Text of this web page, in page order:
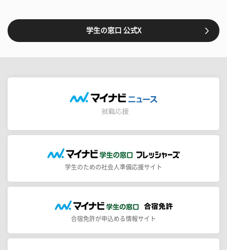
学生の窓口 公式X
学生のための社会人準備応援サイト
合宿免許が申込める情報サイト